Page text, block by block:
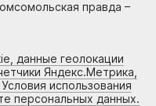
правда –
данные геолокации
Яндекс.Метрика,
использования
персональных данных.